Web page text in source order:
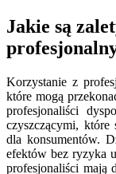
Jakie są
Korzystanie z
które mogą
profesjonaliści
czyszczącymi, które
dla konsumentów.
efektów bez ryzyka
profesjonaliści mają